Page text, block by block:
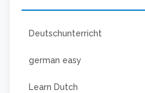
Deutschunterricht
german easy
Learn Dutch